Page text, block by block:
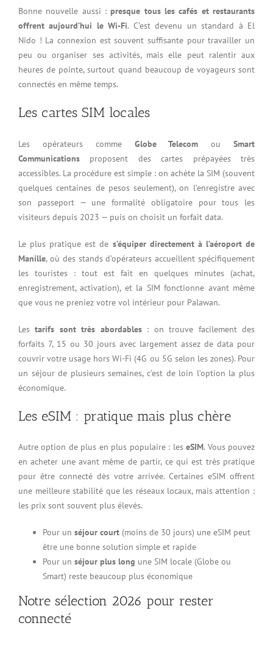
Bonne nouvelle aussi :presque tous les cafés et restaurants
offrent aujourd’hui le Wi-Fi. C’est devenu un standard à El
Nido ! La connexion est souvent suffisante pour travailler un
peu ou organiser ses activités, mais elle peut ralentir aux
heures de pointe, surtout quand beaucoup de voyageurs sont
connectés en même temps.
Les cartes SIM locales
Les opérateurs comme Globe Telecom ouSmart
Communications proposent des cartes prépayées très
accessibles. La procédure est simple : on achète la SIM (souvent
quelques centaines de pesos seulement), on l’enregistre avec
son passeport — une formalité obligatoire pour tous les
visiteurs depuis 2023 — puis on choisit un forfait data.
Le plus pratique est de s’équiper directement à l’aéroport de
Manille, où des stands d’opérateurs accueillent spécifiquement
les touristes : tout est fait en quelques minutes (achat,
enregistrement, activation), et la SIM fonctionne avant même
que vous ne preniez votre vol intérieur pour Palawan.
Lestarifs sont très abordables: on trouve facilement des
forfaits 7, 15 ou 30 jours avec largement assez de data pour
couvrir votre usage hors Wi-Fi (4G ou 5G selon les zones). Pour
un séjour de plusieurs semaines, c’est de loin l’option la plus
économique.
Les eSIM : pratique mais plus chère
Autre option de plus en plus populaire : leseSIM. Vous pouvez
en acheter une avant même de partir, ce qui est très pratique
pour être connecté dès votre arrivée. Certaines eSIM offrent
une meilleure stabilité que les réseaux locaux, mais attention :
les prix sont souvent plus élevés.
Pour un séjour court (moins de 30 jours) une eSIM peut
être une bonne solution simple et rapide
Pour un séjour plus long une SIM locale (Globe ou
Smart) reste beaucoup plus économique
Notre sélection 2026 pour rester
connecté